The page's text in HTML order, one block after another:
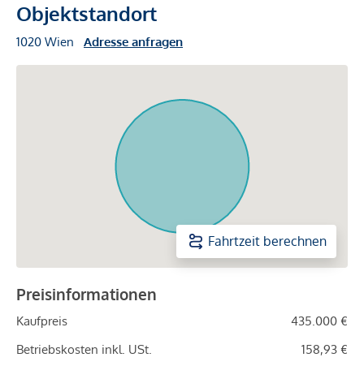
Objektstandort
1020 Wien Adresse anfragen
Fahrtzeit berechnen
Preisinformationen
Kaufpreis
435.000 €
Betriebskosten inkl. USt.
158,93 €